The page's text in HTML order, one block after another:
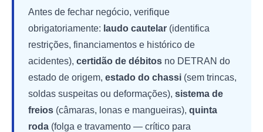
Antes de fechar negócio, verifique
obrigatoriamente: laudo cautelar (identifica
restrições, financiamentos e histórico de
acidentes), certidão de débitos no DETRAN do
estado de origem, estado do chassi (sem trincas,
soldas suspeitas ou deformações), sistema de
freios (câmaras, lonas e mangueiras), quinta
roda (folga e travamento — crítico para